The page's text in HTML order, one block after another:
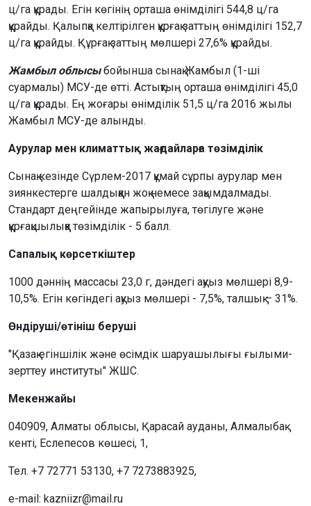
ц/га құрады. Егін көгінің орташа өнімділігі 544,8 ц/га
құрайды. Қалыпқа келтірілген құрғақ заттың өнімділігі 152,7
ц/га құрайды. Құрғақ заттың мөлшері 27,6% құрайды.
Жамбыл облысыбойынша сынақ Жамбыл (1-ші
суармалы) МСУ-де өтті. Астықтың орташа өнімділігі 45,0
ц/га құрады. Ең жоғары өнімділік 51,5 ц/га 2016 жылы
Жамбыл МСУ-де алынды.
Аурулар мен климаттық жағдайларға төзімділік
Сынақ кезінде Сүрлем-2017 құмай сұрпы аурулар мен
зиянкестерге шалдыққан жоқ немесе зақымдалмады.
Стандарт деңгейінде жапырылуға, төгілуге және
құрғақшылыққа төзімділік - 5 балл.
Сапалық көрсеткіштер
1000 дәннің массасы 23,0 г, дәндегі ақуыз мөлшері 8,9-
10,5%. Егін көгіндегі ақуыз мөлшері - 7,5%, талшық – 31%.
Өндіруші/өтініш беруші
"Қазақ егіншілік және өсімдік шаруашылығы ғылыми-
зерттеу институты" ЖШС.
Мекенжайы
040909, Алматы облысы, Қарасай ауданы, Алмалыбақ
кенті, Еслепесов көшесі, 1,
Тел. +7 72771 53130, +7 7273883925,
e-mail: kazniizr@mail.ru